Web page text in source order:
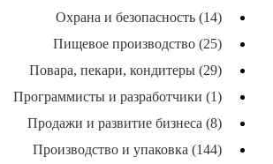
Охрана и безопасность (14)
Пищевое производство (25)
Повара, пекари, кондитеры (29)
Программисты и разработчики (1)
Продажи и развитие бизнеса (8)
Производство и упаковка (144)